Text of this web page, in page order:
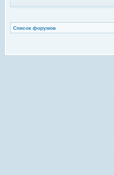
Список форумов